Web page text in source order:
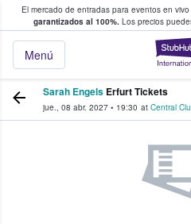
El mercado de entradas para eventos en
garantizados al 100%. Los precios
Menú
y venta de entradas
Sarah Engels Erfurt Tickets
jue., 08 abr. 2027 • 19:30 at Central